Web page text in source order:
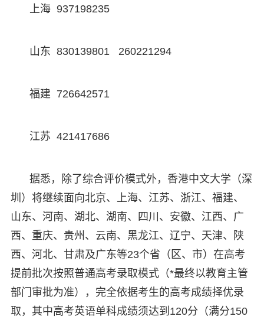
上海 937198235
山东 830139801 260221294
福建 726642571
江苏 421417686
据悉，除了综合评价模式外，香港中文大学（深
圳）将继续面向北京、上海、江苏、浙江、福建、
山东、河南、湖北、湖南、四川、安徽、江西、广
西、重庆、贵州、云南、黑龙江、辽宁、天津、陕
西、河北、甘肃及广东等23个省（区、市）在高考
提前批次按照普通高考录取模式（*最终以教育主管
部门审批为准），完全依据考生的高考成绩择优录
取，其中高考英语单科成绩须达到120分（满分150